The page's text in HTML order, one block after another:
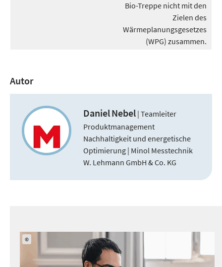
Bio-Treppe nicht mit den
Zielen des
Wärmeplanungsgesetzes
(WPG) zusammen.
Autor
DanielNebel | Teamleiter
Produktmanagement
Nachhaltigkeit und energetische
Optimierung | Minol Messtechnik
W. Lehmann GmbH & Co. KG
©